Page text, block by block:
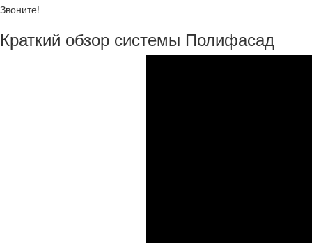
Звоните!
Краткий обзор системы Полифасад